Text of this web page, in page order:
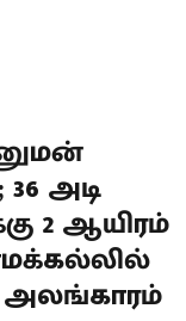
அடி
2 ஆயிரம்